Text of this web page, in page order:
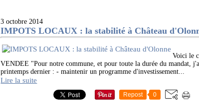
3 octobre 2014
IMPOTS LOCAUX : la stabilité à Château
Voici le
VENDEE "Pour notre commune, et pour toute la durée du mandat,
printemps dernier : - maintenir un programme d'investissement...
Lire la suite
Repost 0